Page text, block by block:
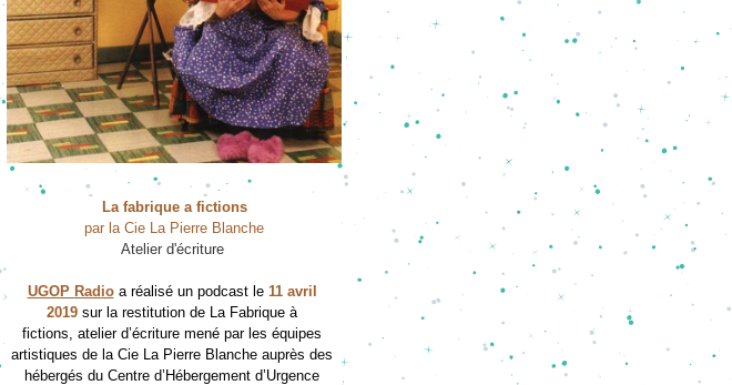
La fabrique a fictions
par la Cie La Pierre Blanche
Atelier d'écriture
UGOP Radio a réalisé un podcast le 11 avril
2019 sur la restitution de La Fabrique à
fictions, atelier d’écriture mené par les équipes
artistiques de la Cie La Pierre Blanche auprès des
hébergés du Centre d’Hébergement d’Urgence